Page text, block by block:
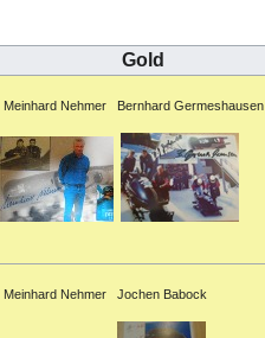
Gold
Meinhard Nehmer Bernhard Germeshausen
Meinhard Nehmer Jochen Babock